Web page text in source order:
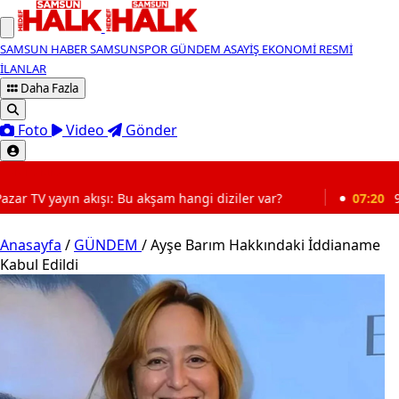
SAMSUN HABERSAMSUNSPORGÜNDEM ASAYİŞ EKONOMİ RESMİ
İLANLAR
Daha Fazla
Foto Video Gönder
akşam hangi diziler var? 07:20 9 Ağustos 2026
Anasayfa / GÜNDEM /Ayşe Barım Hakkındaki İddianame
Kabul Edildi